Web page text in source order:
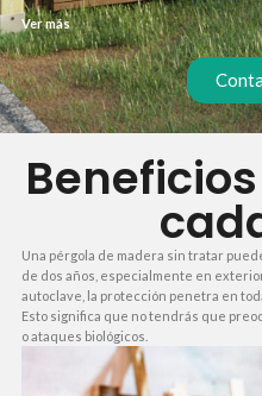
durabilidad sin complicaciones. Este
contra la humedad, los insectos y los
años o más. Olvídate de barnices
Ver más
Una pérgola de madera sin tratar
de dos años, especialmente en
autoclave, la protección penetra en
Esto significa que no tendrás que
o ataques biológicos.